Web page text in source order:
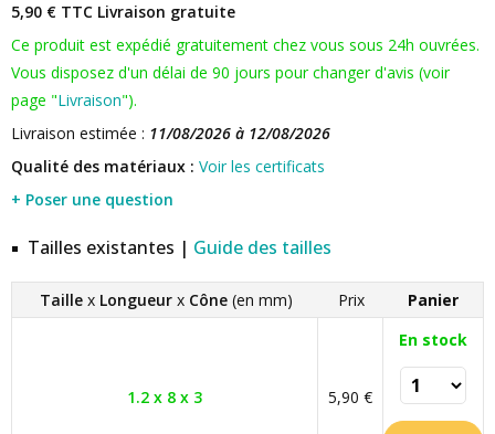
5,90 € TTC Livraison gratuite
Ce produit est expédié gratuitement chez vous sous 24h ouvrées.
Vous disposez d'un délai de 90 jours pour changer d'avis (voir
page "Livraison").
Livraison estimée : 11/08/2026 à 12/08/2026
Qualité des matériaux : Voir les certificats
+ Poser une question
Tailles existantes | Guide des tailles
Taillex Longueurx Cône(en mm) Prix Panier
1.2 x 8 x 3 5,90 €
En stock